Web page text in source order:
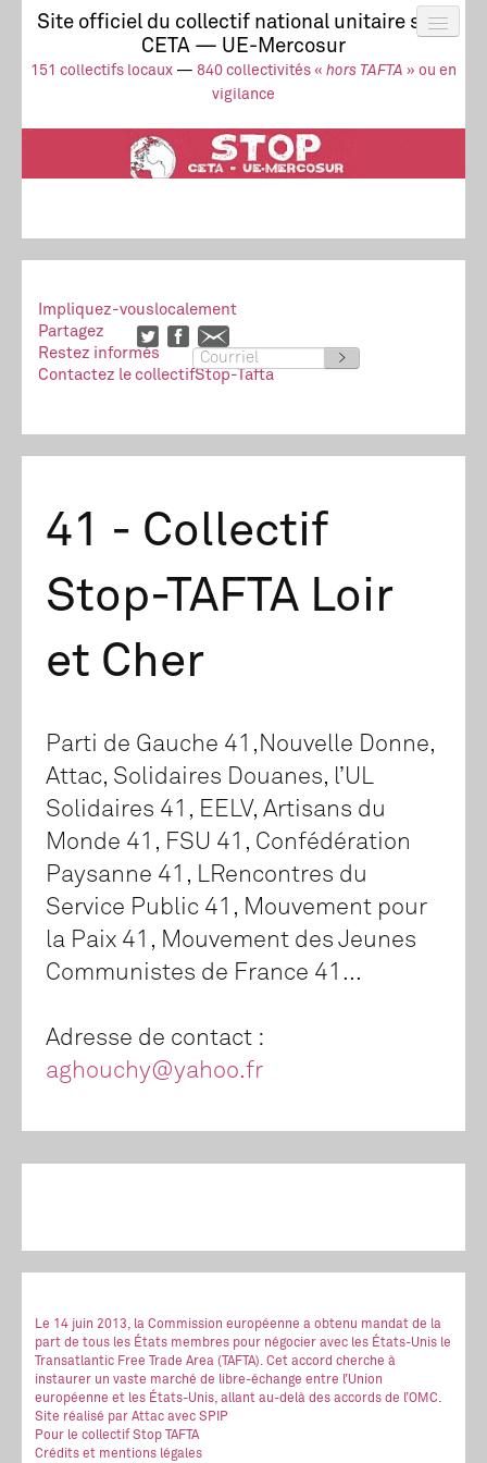
Site officiel du collectif national unitaire stop
CETA — UE-Mercosur
151 collectifs locaux — 840 collectivités « hors TAFTA » ou en
vigilance
Actus
UE-Mercosur
Stop à l’impunité !
TAFTA
CETA
Collectif
Impliquez-vouslocalement
Partagez
Restez informés
>
Contactez le collectifStop-Tafta
41 - Collectif
Stop-TAFTA Loir
et Cher
Parti de Gauche 41,Nouvelle Donne,
Attac, Solidaires Douanes, l’UL
Solidaires 41, EELV, Artisans du
Monde 41, FSU 41, Confédération
Paysanne 41, LRencontres du
Service Public 41, Mouvement pour
la Paix 41, Mouvement des Jeunes
Communistes de France 41...
Adresse de contact :
aghouchy@yahoo.fr
Le 14 juin 2013, la Commission européenne a obtenu mandat de la
part de tous les États membres pour négocier avec les États-Unis le
Transatlantic Free Trade Area (TAFTA). Cet accord cherche à
instaurer un vaste marché de libre-échange entre l’Union
européenne et les États-Unis, allant au-delà des accords de l’OMC.
Site réalisé par Attac avec SPIP
Pour le collectif Stop TAFTA
Crédits et mentions légales